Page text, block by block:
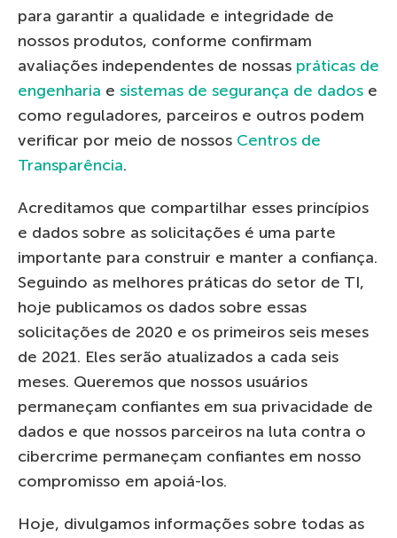
para garantir a qualidade e integridade de
nossos produtos, conforme confirmam
avaliações independentes de nossas práticas de
engenharia e sistemas de segurança de dados e
como reguladores, parceiros e outros podem
verificar por meio de nossos Centros de
Transparência.
Acreditamos que compartilhar esses princípios
e dados sobre as solicitações é uma parte
importante para construir e manter a confiança.
Seguindo as melhores práticas do setor de TI,
hoje publicamos os dados sobre essas
solicitações de 2020 e os primeiros seis meses
de 2021. Eles serão atualizados a cada seis
meses. Queremos que nossos usuários
permaneçam confiantes em sua privacidade de
dados e que nossos parceiros na luta contra o
cibercrime permaneçam confiantes em nosso
compromisso em apoiá-los.
Hoje, divulgamos informações sobre todas as